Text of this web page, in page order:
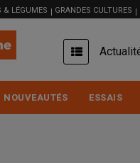
& LÉGUMES GRANDES CULTURES
USER
ACCOUNT
MENU
NOUVEAUTÉS ESSAIS